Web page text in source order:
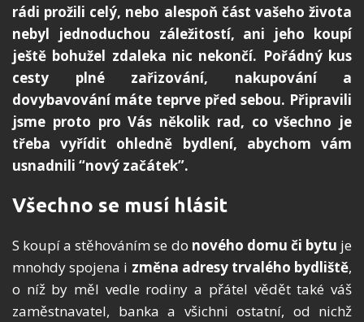
rádi prožili celý, nebo alespoň část vašeho života
nebyl jednoduchou záležitostí, ani jeho koupí
ještě bohužel zdaleka nic nekončí. Pořádný kus
cesty plné zařizování, nakupování a
dovybavování máte teprve před sebou. Připravili
jsme proto pro Vás několik rad, co všechno je
třeba vyřídit ohledně bydlení, abychom vám
usnadnili “nový začátek”.
Všechno se musí hlásit
S koupí a stěhováním se do nového domu či bytu je
mnohdy spojena i změna adresy trvalého bydliště,
o níž by měl vedle rodiny a přátel vědět také váš
zaměstnavatel, banka a všichni ostatní, od nichž